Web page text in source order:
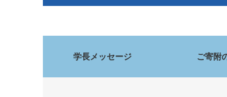
学長メッセージ ご寄附